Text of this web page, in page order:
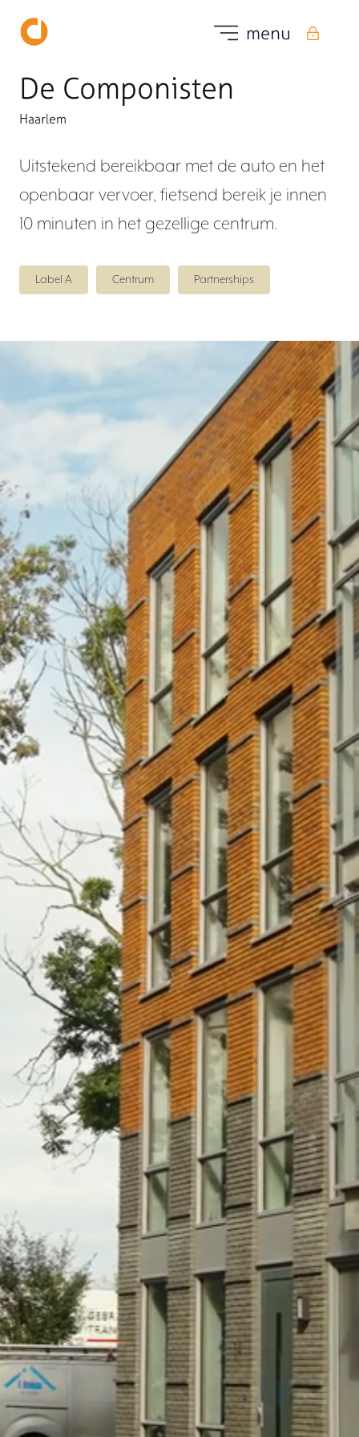
menu
menu
Home
Voor onze huurders
Actualiteiten
Het portfolio
Onze drijfveer
Governance
Onze duurzame doelen
Ons team
Werken bij Daelmans
Neem contact op
Huurdersportaal
Gedragscode
Disclaimer
Privacy
Label A Centrum Partnerships
De Componisten
Haarlem
Uitstekend bereikbaar met de auto en het
openbaar vervoer, fietsend bereik je innen
10 minuten in het gezellige centrum.